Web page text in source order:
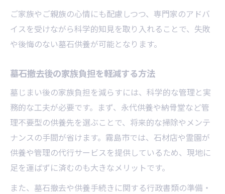
ご家族やご親族の心情にも配慮しつつ、専門家のアドバ
イスを受けながら科学的知見を取り入れることで、失敗
や後悔のない墓石供養が可能となります。
墓石撤去後の家族負担を軽減する方法
墓じまい後の家族負担を減らすには、科学的な管理と実
務的な工夫が必要です。まず、永代供養や納骨堂など管
理不要型の供養先を選ぶことで、将来的な掃除やメンテ
ナンスの手間が省けます。霧島市では、石材店や霊園が
供養や管理の代行サービスを提供しているため、現地に
足を運ばずに済むのも大きなメリットです。
また、墓石撤去や供養手続きに関する行政書類の準備・